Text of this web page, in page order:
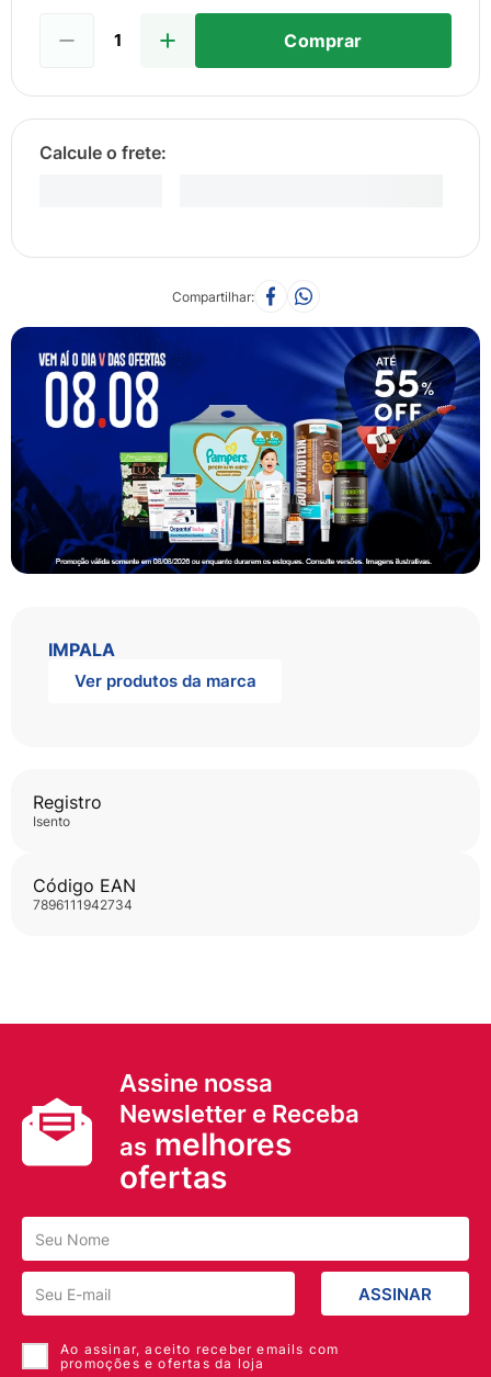
Comprar
Compartilhar
IMPALA
Ver produtos da marca
Registro
isento
Código EAN
7896111942734
Assine nossa
Newsletter e Receba
as melhores
ofertas
ASSINAR
Ao assinar, aceito receber emails com
promoções e ofertas da loja